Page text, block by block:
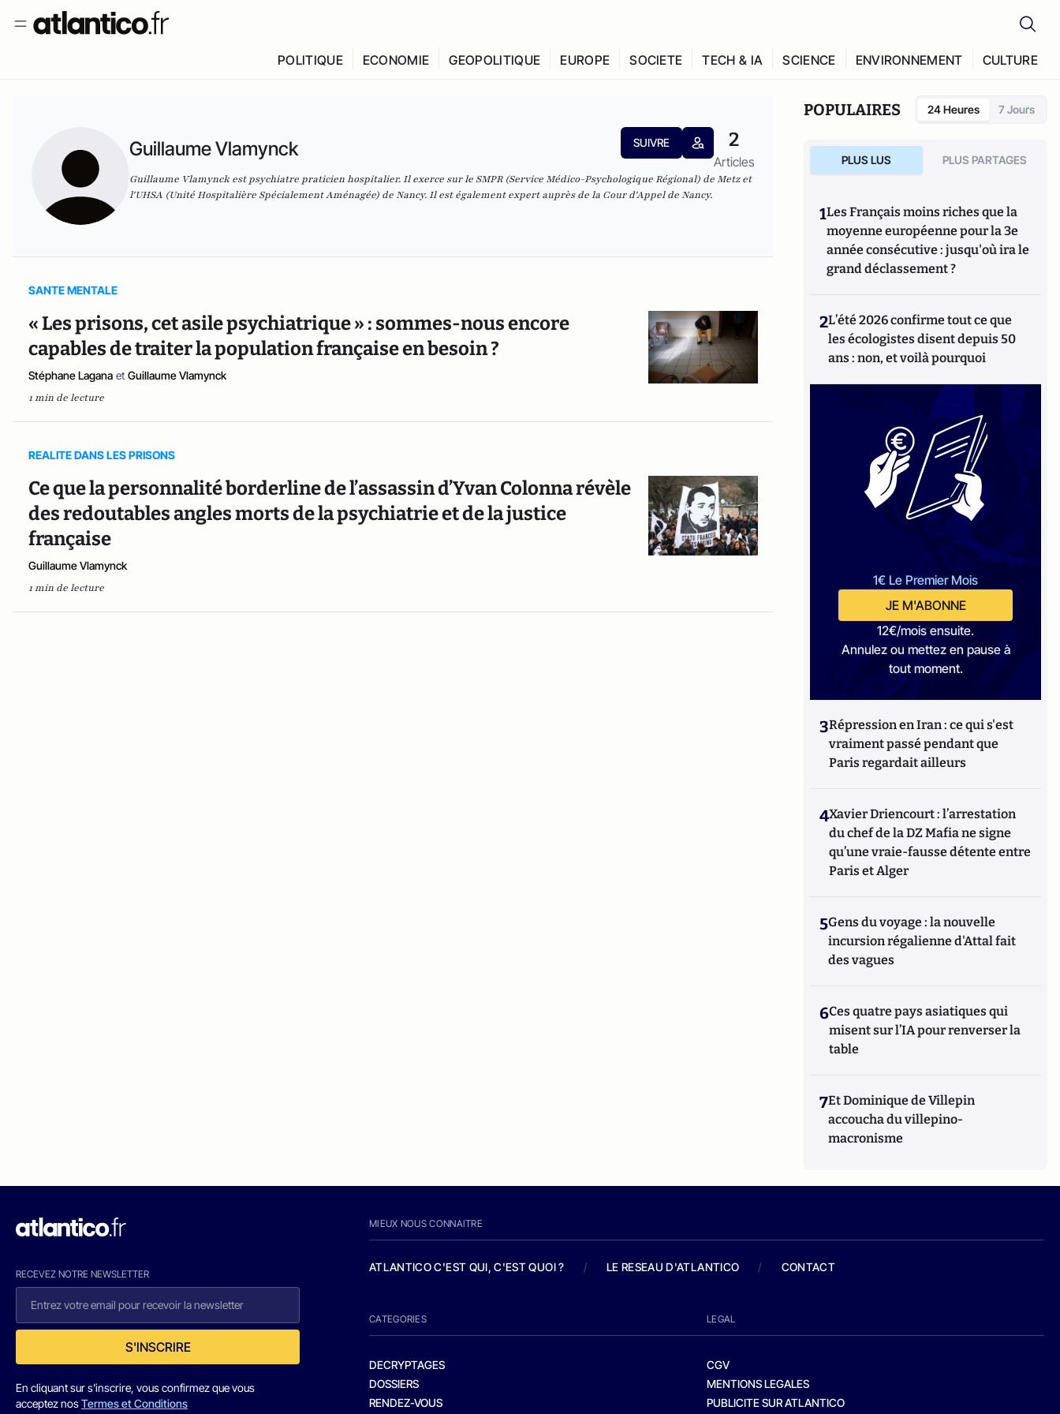
POLITIQUE ECONOMIE GEOPOLITIQUE EUROPE SOCIETE TECH & IA SCIENCE ENVIRONNEMENT CULTURE
Guillaume Vlamynck SUIVRE 2
Articles
Guillaume Vlamynck est psychiatre praticien hospitalier. Il exerce sur le SMPR (Service Médico-Psychologique Régional) de Metz et
l'UHSA (Unité Hospitalière Spécialement Aménagée) de Nancy. Il est également expert auprès de la Cour d'Appel de Nancy.
SANTE MENTALE
« Les prisons, cet asile psychiatrique » : sommes-nous encore
capables de traiter la population française en besoin ?
Stéphane Lagana et Guillaume Vlamynck
1 min de lecture
REALITE DANS LES PRISONS
Ce que la personnalité borderline de l’assassin d’Yvan Colonna révèle
des redoutables angles morts de la psychiatrie et de la justice
française
Guillaume Vlamynck
1 min de lecture
POPULAIRES 24 Heures 7 Jours
PLUS LUS PLUS PARTAGES
1Les Français moins riches que la
moyenne européenne pour la 3e
année consécutive : jusqu'où ira le
grand déclassement ?
2L’été 2026 confirme tout ce que
les écologistes disent depuis 50
ans : non, et voilà pourquoi
1€ Le Premier Mois
JE M'ABONNE
12€/mois ensuite.
Annulez ou mettez en pause à
tout moment.
3Répression en Iran : ce qui s'est
vraiment passé pendant que
Paris regardait ailleurs
4Xavier Driencourt : l’arrestation
du chef de la DZ Mafia ne signe
qu’une vraie-fausse détente entre
Paris et Alger
5Gens du voyage : la nouvelle
incursion régalienne d'Attal fait
des vagues
6Ces quatre pays asiatiques qui
misent sur l’IA pour renverser la
table
7Et Dominique de Villepin
accoucha du villepino-
macronisme
RECEVEZ NOTRE NEWSLETTER
S'INSCRIRE
En cliquant sur s'inscrire, vous confirmez que vous
acceptez nosTermes et Conditions
MIEUX NOUS CONNAITRE
ATLANTICO C'EST QUI, C'EST QUOI ? / LE RESEAU D'ATLANTICO / CONTACT
CATEGORIES
DECRYPTAGES
DOSSIERS
RENDEZ-VOUS
LEGAL
CGV
MENTIONS LEGALES
PUBLICITE SUR ATLANTICO